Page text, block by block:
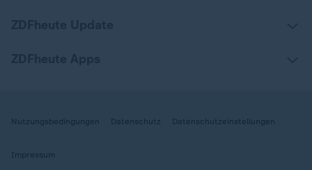
Nutzungsbedingungen Datenschutz Datenschutzeinstellungen
Impressum